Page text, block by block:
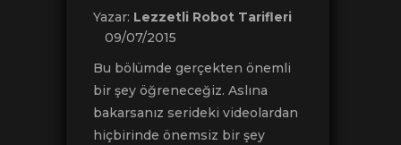
Yazar: Lezzetli Robot Tarifleri
09/07/2015
Bu bölümde gerçekten önemli
bir şey öğreneceğiz. Aslına
bakarsanız serideki videolardan
hiçbirinde önemsiz bir şey